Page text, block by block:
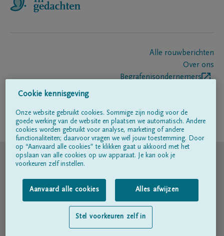
Alle rouwberichten
Over ons
Begrafenisondernemers
Volg ons op
© DELA
Gebruiksvoorwaarden
Privacyverklaring
Toegankelijkheidsverklaring
Cookie kennisgeving
Onze website gebruikt cookies. Sommige zijn nodig voor de
goede werking van de website en plaatsen we automatisch. Andere
cookies worden gebruikt voor analyse, marketing of andere
functionaliteiten; daarvoor vragen we wél jouw toestemming. Door
op “Aanvaard alle cookies” te klikken gaat u akkoord met het
opslaan van alle cookies op uw apparaat. Je kan ook je
voorkeuren zelf instellen.
Aanvaard alle cookies Alles afwijzen
Stel voorkeuren zelf in